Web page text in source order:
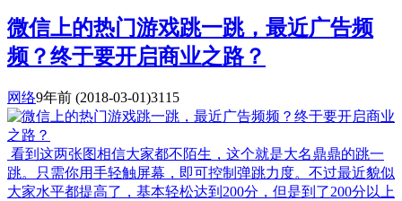
微信上的热门游戏跳一跳，最近广告频
频？终于要开启商业之路？
网络9年前 (2018-03-01)3115
看到这两张图相信大家都不陌生，这个就是大名鼎鼎的跳一
跳。只需你用手轻触屏幕，即可控制弹跳力度。不过最近貌似
大家水平都提高了，基本轻松达到200分，但是到了200分以上